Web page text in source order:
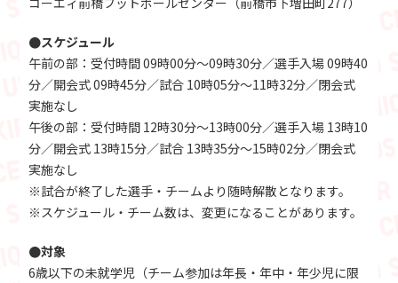
●スケジュール
午前の部：受付時間 09時00分～09時30分／選手入場 09時40
分／開会式 09時45分／試合 10時05分～11時32分／閉会式
実施なし
午後の部：受付時間 12時30分～13時00分／選手入場 13時10
分／開会式 13時15分／試合 13時35分～15時02分／閉会式
実施なし
※試合が終了した選手・チームより随時解散となります。
※スケジュール・チーム数は、変更になることがあります。
●対象
6歳以下の未就学児（チーム参加は年長・年中・年少児に限